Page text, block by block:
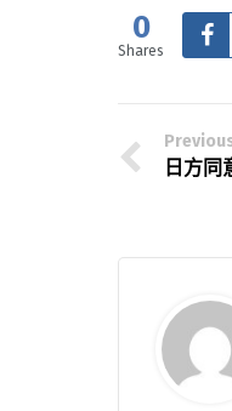
0
Shares
日方同